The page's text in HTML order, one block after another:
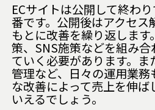
ECサイトは公開して終わ
番です。公開後はアクセス
もとに改善を繰り返します
策、SNS施策などを組み
ていく必要があります。
管理など、日々の運用業務
な改善によって売上を伸ば
いえるでしょう。